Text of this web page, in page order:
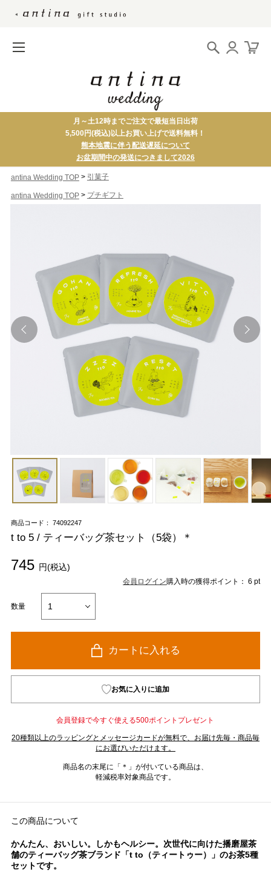
月～土12時までご注文で最短当日出荷
5,500円(税込)以上お買い上げで送料無料！
熊本地震に伴う配送遅延について
お盆期間中の発送につきまして2026
antina Wedding TOP> 引菓子
antina Wedding TOP> プチギフト
商品コード： 74092247
t to 5 / ティーバッグ茶セット（5袋）＊
745 円(税込)
会員ログイン購入時の獲得ポイント： 6 pt
数量
カートに入れる
お気に入りに追加
会員登録で今すぐ使える500ポイントプレゼント
20種類以上のラッピングとメッセージカードが無料で、お届け先毎・商品毎
にお選びいただけます。
商品名の末尾に「＊」が付いている商品は、
軽減税率対象商品です。
この商品について
かんたん、おいしい。しかもヘルシー。次世代に向けた播磨屋茶
舗のティーバッグ茶ブランド「t to（ティートゥー）」のお茶5種
セットです。